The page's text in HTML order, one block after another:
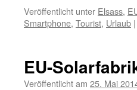
Veröffentlicht unter Elsass,
Smartphone, Tourist, Urlaub |
EU-
Veröffentlicht am 25. Mai